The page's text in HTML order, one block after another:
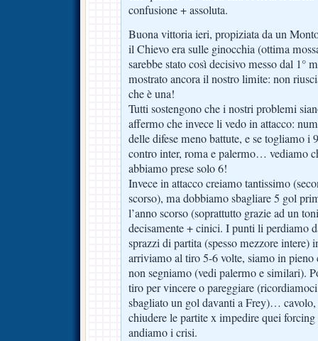
confusione + assoluta.
Buona vittoria ieri, propiziata da un
il Chievo era sulle ginocchia (ottima
sarebbe stato così decisivo messo dal 1°
mostrato ancora il nostro limite: non
che è una!
Tutti sostengono che i nostri problemi
affermo che invece li vedo in attacco:
delle difese meno battute, e se togliamo i
contro inter, roma e palermo… vediamo
abbiamo prese solo 6!
Invece in attacco creiamo tantissimo
scorso), ma dobbiamo sbagliare 5 gol
l’anno scorso (soprattutto grazie ad un
decisamente + cinici. I punti li perdiamo
sprazzi di partita (spesso mezzore intere)
arriviamo al tiro 5-6 volte, siamo in
non segniamo (vedi palermo e similari).
tiro per vincere o pareggiare
sbagliato un gol davanti a Frey)…
chiudere le partite x impedire quei
andiamo i crisi.